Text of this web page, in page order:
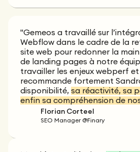
"Gemeos a travaillé sur
Webflow dans le cadre de la
site web pour redonner la
de landing pages à notre
travailler les enjeux webperf et
recommande fortement
disponibilité, sa réactivité, sa
enfin sa compréhension de
Florian Corteel
SEO Manager @Finary